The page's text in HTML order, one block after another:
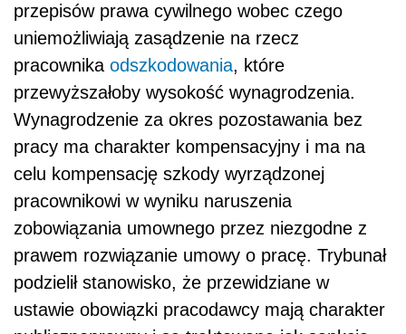
przepisów prawa cywilnego wobec czego
uniemożliwiają zasądzenie na rzecz
pracownika odszkodowania, które
przewyższałoby wysokość wynagrodzenia.
Wynagrodzenie za okres pozostawania bez
pracy ma charakter kompensacyjny i ma na
celu kompensację szkody wyrządzonej
pracownikowi w wyniku naruszenia
zobowiązania umownego przez niezgodne z
prawem rozwiązanie umowy o pracę. Trybunał
podzielił stanowisko, że przewidziane w
ustawie obowiązki pracodawcy mają charakter